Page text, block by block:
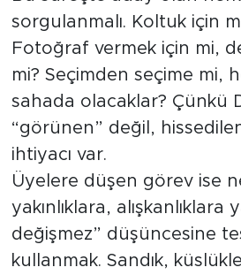
sorgulanmalı. Koltuk için
Fotoğraf vermek için mi,
mi? Seçimden seçime mi,
sahada olacaklar? Çünkü
“görünen” değil,
ihtiyacı var.
Üyelere düşen görev ise
yakınlıklara, alışkanlıklara
değişmez” düşüncesine
kullanmak. Sandık,